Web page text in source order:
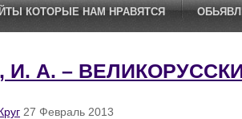
КОТОРЫЕ НАМ НРАВЯТСЯ
И. А. –
27 Февраль 2013